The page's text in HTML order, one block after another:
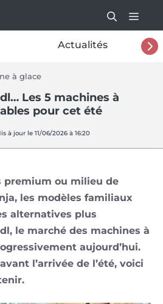
Actualités
à glace
Les 5 machines à
pour cet été
à jour le 11/06/2026 à 16:20
premium ou milieu de
les modèles familiaux
alternatives plus
le marché des machines à
aujourd’hui.
l’arrivée de l’été, voici